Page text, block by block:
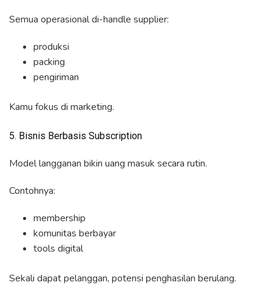
Semua operasional di-handle supplier:
produksi
packing
pengiriman
Kamu fokus di marketing.
5. Bisnis Berbasis Subscription
Model langganan bikin uang masuk secara rutin.
Contohnya:
membership
komunitas berbayar
tools digital
Sekali dapat pelanggan, potensi penghasilan berulang.